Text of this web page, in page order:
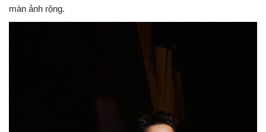
màn ảnh rộng.